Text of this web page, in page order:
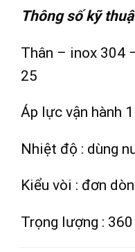
Thông số kỹ
Thân – inox 304
25
Áp lực vận hành
Nhiệt độ : dùng
Kiểu vòi : đơn
Trọng lượng :